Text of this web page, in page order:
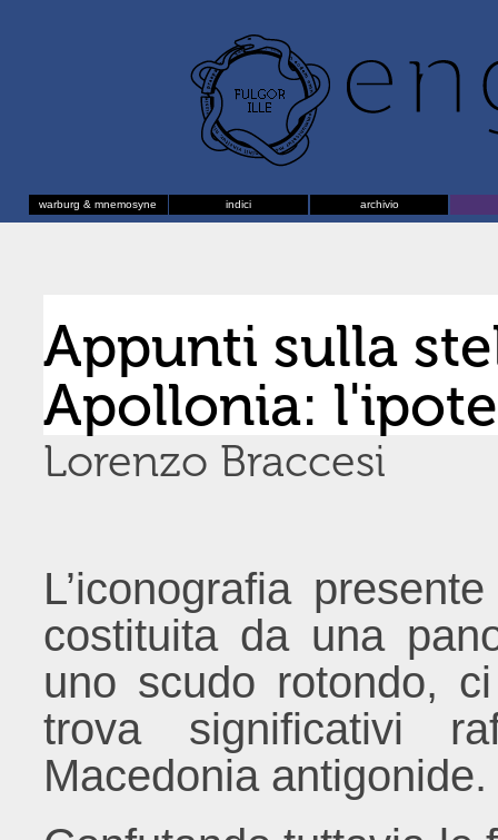
warburg & mnemosyne indici archivio
Appunti sulla
Apollonia:
Lorenzo Braccesi
L’iconografia
costituita da una
uno scudo rotondo,
trova significativi
Macedonia antigonide.